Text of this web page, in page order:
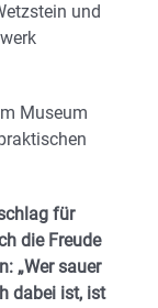
und
Museum
für
die Freude
„Wer sauer
dabei ist, ist